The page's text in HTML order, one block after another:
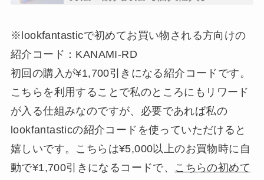
※lookfantasticで初めてお買い物される方向けの
紹介コード：KANAMI-RD
初回の購入が¥1,700引きになる紹介コードです。
こちらを利用することで私のところにもリワード
が入る仕組みなのですが、必要であれば私の
lookfantasticの紹介コードを使っていただけると
嬉しいです。こちらは¥5,000以上のお買物時に自
動で¥1,700引きになるコードで、 こちらの初めて